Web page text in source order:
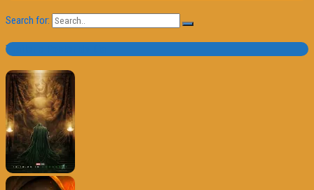
Search for:
Trailer e Poster do Dia